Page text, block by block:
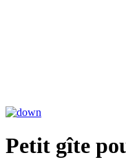
Petit gîte